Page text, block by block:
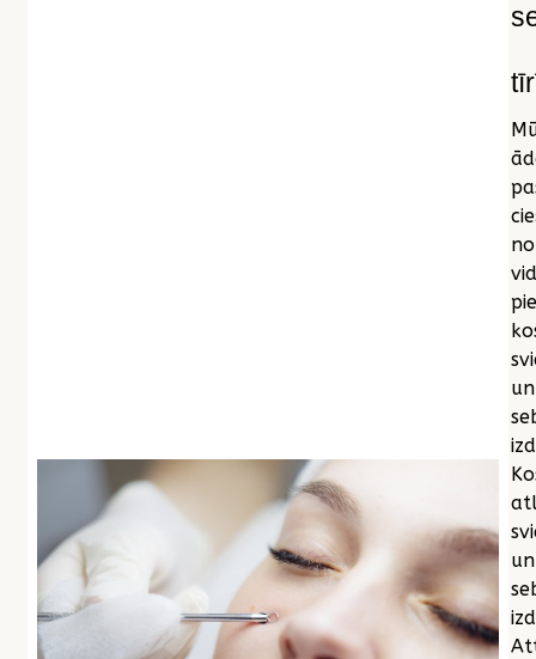
no
un
un